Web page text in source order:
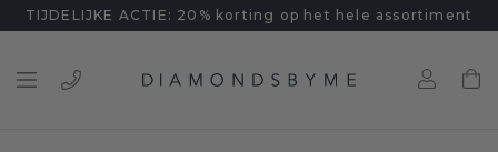
TIJDELIJKE ACTIE: 20% korting op het hele assortiment